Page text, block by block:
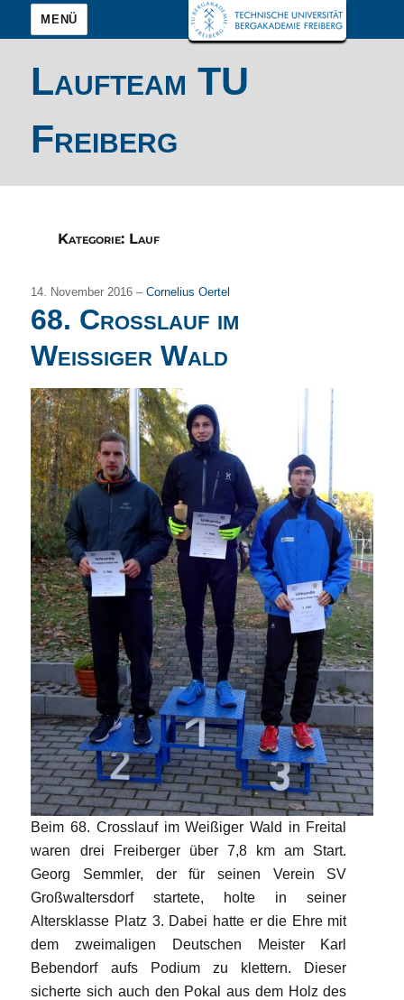
MENÜ
Laufteam TU
Freiberg
Kategorie: Lauf
14. November 2016 –Cornelius Oertel
68. Crosslauf im
Weißiger Wald
Beim 68. Crosslauf im Weißiger Wald in Freital
waren drei Freiberger über 7,8 km am Start.
Georg Semmler, der für seinen Verein SV
Großwaltersdorf startete, holte in seiner
Altersklasse Platz 3. Dabei hatte er die Ehre mit
dem zweimaligen Deutschen Meister Karl
Bebendorf aufs Podium zu klettern. Dieser
sicherte sich auch den Pokal aus dem Holz des